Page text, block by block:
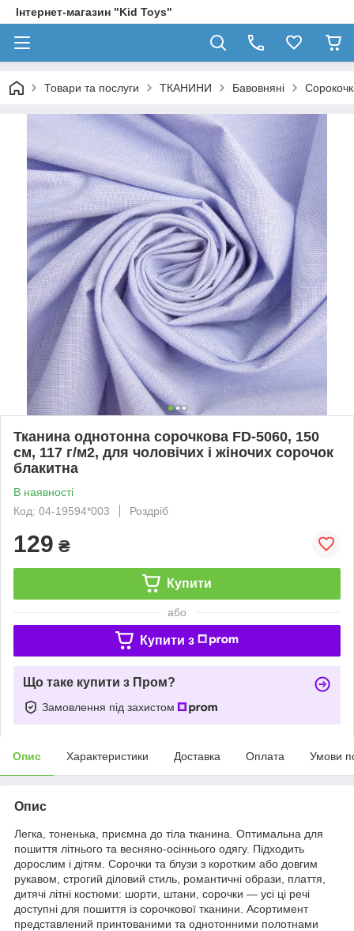
Інтернет-магазин "Kid Toys"
Товари та послуги ТКАНИНИ Бавовняні
Тканина однотонна сорочкова FD-5060, 150
см, 117 г/м2, для чоловічих і жіночих сорочок
блакитна
В наявності
Код: 04-19594*003
Роздріб
129 ₴
Купити
або
Купити з
Що таке купити з Пром?
Замовлення під захистом
Опис Характеристики Доставка Оплата Умови
Опис
Легка, тоненька, приємна до тіла тканина. Оптимальна для
пошиття літнього та весняно-осіннього одягу. Підходить
дорослим і дітям. Сорочки та блузи з коротким або довгим
рукавом, строгий діловий стиль, романтичні образи, плаття,
дитячі літні костюми: шорти, штани, сорочки — усі ці речі
доступні для пошиття із сорочкової тканини. Асортимент
представлений принтованими та однотонними полотнами